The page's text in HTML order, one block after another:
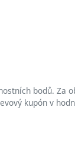
bodů. Za
kupón v